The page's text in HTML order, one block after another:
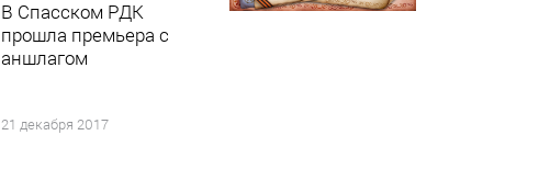
В Спасском РДК
прошла премьера с
аншлагом
21 декабря 2017